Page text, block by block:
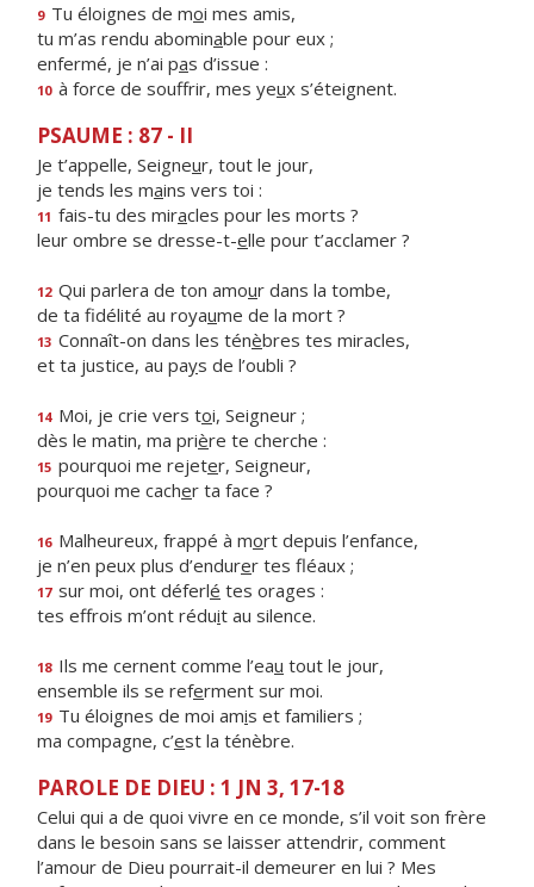
9 Tu éloignes de moi mes amis,
tu m’as rendu abominable pour eux ;
enfermé, je n’ai pas d’issue :
10 à force de souffrir, mes yeux s’éteignent.
PSAUME : 87 - II
Je t’appelle, Seigneur, tout le jour,
je tends les mains vers toi :
11 fais-tu des miracles pour les morts ?
leur ombre se dresse-t-elle pour t’acclamer ?
12 Qui parlera de ton amour dans la tombe,
de ta fidélité au royaume de la mort ?
13 Connaît-on dans les ténèbres tes miracles,
et ta justice, au pays de l’oubli ?
14 Moi, je crie vers toi, Seigneur ;
dès le matin, ma prière te cherche :
15 pourquoi me rejeter, Seigneur,
pourquoi me cacher ta face ?
16 Malheureux, frappé à mort depuis l’enfance,
je n’en peux plus d’endurer tes fléaux ;
17 sur moi, ont déferlé tes orages :
tes effrois m’ont réduit au silence.
18 Ils me cernent comme l’eau tout le jour,
ensemble ils se referment sur moi.
19 Tu éloignes de moi amis et familiers ;
ma compagne, c’est la ténèbre.
PAROLE DE DIEU : 1 JN 3, 17-18
Celui qui a de quoi vivre en ce monde, s’il voit son frère
dans le besoin sans se laisser attendrir, comment
l’amour de Dieu pourrait-il demeurer en lui ? Mes